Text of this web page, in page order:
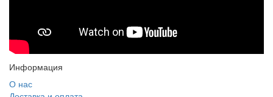
Информация
О нас